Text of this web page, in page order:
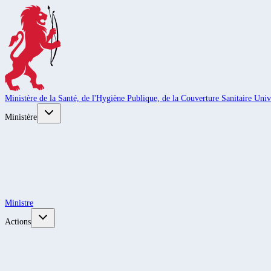
Ministère de la Santé, de l'Hygiène Publique, de la Couverture Sanitaire
Ministère
Ministre
Actions